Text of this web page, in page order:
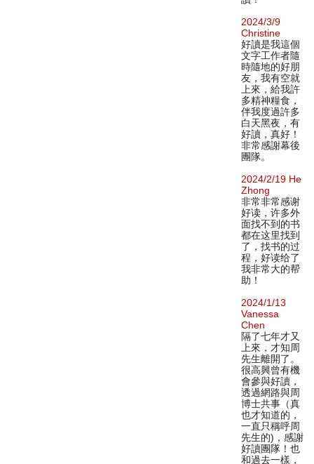
2024/3/9
Christine
好讀是我這個
文字工作者隨
時隨地的好朋
友，我有空就
上來，給我許
多精神糧食，
伴我度過許多
白天黑夜，有
好讀，真好！
非常感謝幕後
團隊。
2024/2/19 He
Zhong
非常非常感谢
好读，许多外
面找不到的书
都在这里找到
了，找书的过
程，好读给了
我非常大的帮
助！
2024/1/13
Vanessa
Chen
隔了七年才又
上來，才知周
先生離開了。
很高興曾有機
會參與好讀，
透過網路與周
博士共事（真
也才知道的，
一直只稱呼周
先生的)，感謝
好讀團隊！也
和過去一樣，